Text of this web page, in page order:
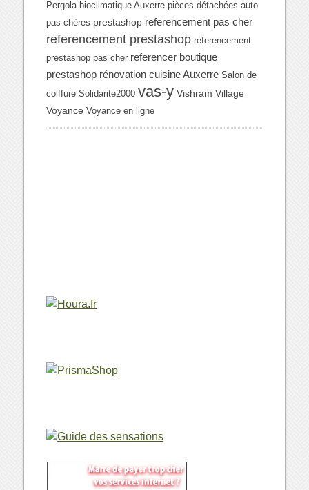
Pergola bioclimatique Auxerre pièces détachées auto
pas chères prestashop referencement pas cher
referencement prestashop referencement
prestashop pas cher referencer boutique
prestashop rénovation cuisine Auxerre Salon de
coiffure Solidarite2000 vas-y Vishram Village
Voyance Voyance en ligne